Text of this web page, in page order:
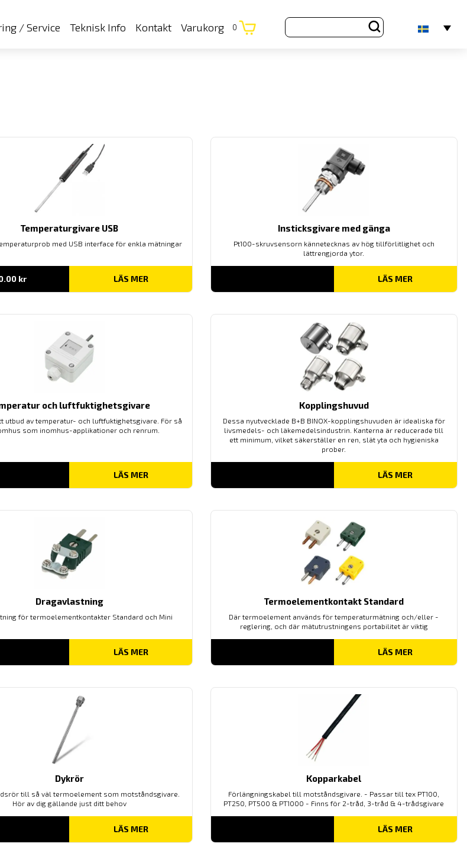
/ Service Teknisk Info Kontakt Varukorg 0
Temperaturgivare USB
med USB interface för enkla mätningar
kr LÄS MER
Insticksgivare med gänga
Pt100-skruvsensorn kännetecknas av hög tillförlitlighet och
lättrengjorda ytor.
LÄS MER
och luftfuktighetsgivare
utbud av temperatur- och luftfuktighetsgivare. För så
som inomhus-applikationer och renrum.
LÄS MER
Kopplingshuvud
Dessa nyutvecklade B+B BINOX-kopplingshuvuden är idealiska för
livsmedels- och läkemedelsindustrin. Kanterna är reducerade till
ett minimum, vilket säkerställer en ren, slät yta och hygieniska
prober.
LÄS MER
Dragavlastning
för termoelementkontakter Standard och Mini
LÄS MER
Termoelementkontakt Standard
Där termoelement används för temperaturmätning och/eller -
reglering, och där mätutrustningens portabilitet är viktig
LÄS MER
Dykrör
till så väl termoelement som motståndsgivare.
Hör av dig gällande just ditt behov
LÄS MER
Kopparkabel
Förlängningskabel till motståndsgivare. - Passar till tex PT100,
PT250, PT500 & PT1000 - Finns för 2-tråd, 3-tråd & 4-trådsgivare
LÄS MER